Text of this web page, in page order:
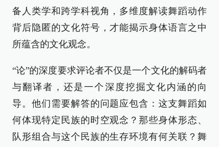
备人类学和跨学科视角，多维度解读舞蹈动作
背后隐匿的文化符号，才能揭示身体语言之中
所蕴含的文化观念。
“论”的深度要求评论者不仅是一个文化的解码者
与翻译者，还是一个深度挖掘文化内涵的向
导。他们需要解答的问题应包含：这支舞蹈如
何体现特定民族的时空观念？那些身体形态、
队形组合与这个民族的生存环境有何关联？舞